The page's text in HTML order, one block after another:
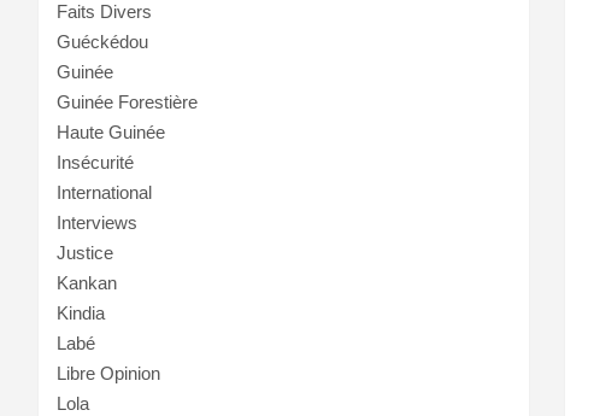
Faits Divers
Guéckédou
Guinée
Guinée Forestière
Haute Guinée
Insécurité
International
Interviews
Justice
Kankan
Kindia
Labé
Libre Opinion
Lola